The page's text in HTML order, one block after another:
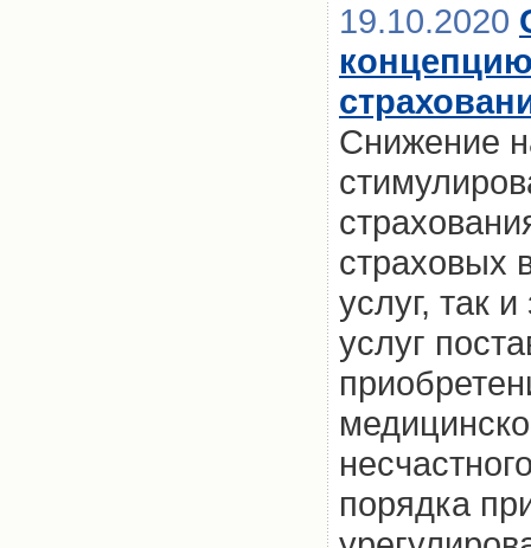
19.10.2020
Снижение
страховых
услуг, так
услуг
порядка